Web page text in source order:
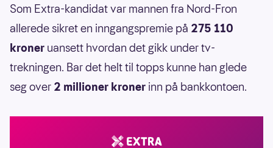
Som Extra-kandidat var mannen fra Nord-Fron
allerede sikret en inngangspremie på 275 110
kroner uansett hvordan det gikk under tv-
trekningen. Bar det helt til topps kunne han glede
seg over 2 millioner kroner inn på bankkontoen.